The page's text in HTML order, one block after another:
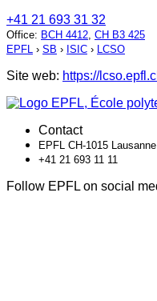
+41 21 693 31 32
Office: BCH 4412 CH B3 425
EPFL › SB › ISIC › LCSO
Site web: https://
Contact
EPFL CH-1015 Lausanne
+41 21 693 11 11
Follow EPFL on social